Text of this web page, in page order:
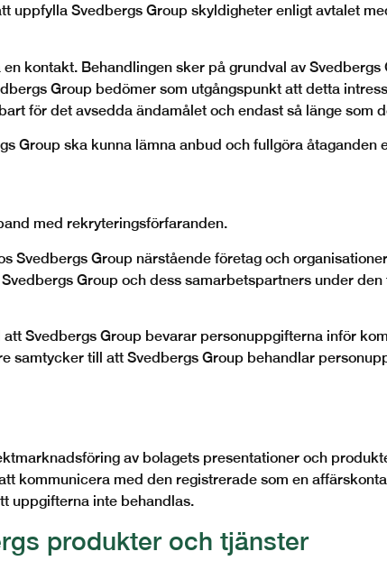
Svedbergs Group skyldigheter enligt avtalet
kontakt. Behandlingen sker på grundval av
Group bedömer som utgångspunkt att detta
för det avsedda ändamålet och endast så länge som
Group ska kunna lämna anbud och fullgöra åtaganden
med rekryteringsförfaranden.
Svedbergs Group närstående företag och
Group och dess samarbetspartners under
Svedbergs Group bevarar personuppgifterna inför
samtycker till att Svedbergs Group behandlar
av bolagets presentationer och
kommunicera med den registrerade som en
uppgifterna inte behandlas.
produkter och tjänster